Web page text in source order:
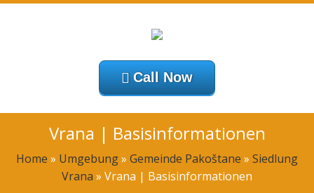
Call Now
Vrana | Basisinformationen
Home » Umgebung» Gemeinde Pakoštane » Siedlung
Vrana » Vrana | Basisinformationen